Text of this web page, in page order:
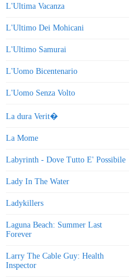
L'Ultima Vacanza
L'Ultimo Dei Mohicani
L'Ultimo Samurai
L'Uomo Bicentenario
L'Uomo Senza Volto
La dura Verit�
La Mome
Labyrinth - Dove Tutto E' Possibile
Lady In The Water
Ladykillers
Laguna Beach: Summer Last
Forever
Larry The Cable Guy: Health
Inspector